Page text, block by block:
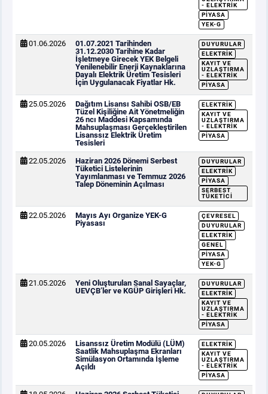
- ELEKTRIK
PIYASA
YEK-G
01.06.2026
01.07.2021 Tarihinden
31.12.2030 Tarihine Kadar
İşletmeye Girecek YEK Belgeli
Yenilenebilir Enerji Kaynaklarına
Dayalı Elektrik Üretim Tesisleri
İçin Uygulanacak Fiyatlar Hk.
DUYURULAR
ELEKTRIK
KAYIT VE
UZLAŞTIRMA
- ELEKTRIK
PIYASA
25.05.2026
Dağıtım Lisansı Sahibi OSB/EB
Tüzel Kişiliğine Ait Yönetmeliğin
26 ncı Maddesi Kapsamında
Mahsuplaşması Gerçekleştirilen
Lisanssız Elektrik Üretim
Tesisleri
ELEKTRIK
KAYIT VE
UZLAŞTIRMA
- ELEKTRIK
PIYASA
22.05.2026
Haziran 2026 Dönemi Serbest
Tüketici Listelerinin
Yayımlanması ve Temmuz 2026
Talep Döneminin Açılması
DUYURULAR
ELEKTRIK
PIYASA
SERBEST
TÜKETICI
22.05.2026
Mayıs Ayı Organize YEK-G
Piyasası
ÇEVRESEL
DUYURULAR
ELEKTRIK
GENEL
PIYASA
YEK-G
21.05.2026
Yeni Oluşturulan Sanal Sayaçlar,
UEVÇB’ler ve KGÜP Girişleri Hk.
DUYURULAR
ELEKTRIK
KAYIT VE
UZLAŞTIRMA
- ELEKTRIK
PIYASA
20.05.2026
Lisanssız Üretim Modülü (LÜM)
Saatlik Mahsuplaşma Ekranları
Simülasyon Ortamında İşleme
Açıldı
ELEKTRIK
KAYIT VE
UZLAŞTIRMA
- ELEKTRIK
PIYASA